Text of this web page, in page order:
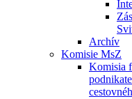
Archív
Komisie MsZ
Komisia